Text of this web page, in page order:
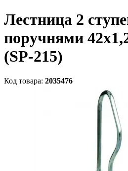
Лестница 2
поручнями
(SP-215)
Код товара: 2035476